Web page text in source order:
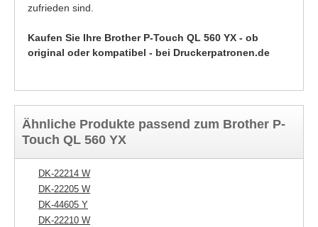
zufrieden sind.
Kaufen Sie Ihre Brother P-Touch QL 560 YX - ob
original oder kompatibel - bei Druckerpatronen.de
Ähnliche Produkte passend zum Brother P-
Touch QL 560 YX
DK-22214 W
DK-22205 W
DK-44605 Y
DK-22210 W